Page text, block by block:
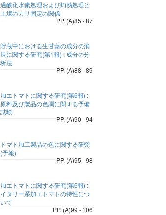
過酸化水素処理および灼熱処理と
土壌のカリ固定の関係
PP. (A)85 - 87
貯蔵中における生甘藷の成分の消
長に関する研究(第1報) : 成分の分
析法
PP. (A)88 - 89
加エトマトに関する研究(第6報) :
原料及び製品の色調に関する予備
試験
PP. (A)90 - 94
トマト加工製品の色に関する研究
(予報)
PP. (A)95 - 98
加エトマトに関する研究(第6報) :
イタリー系加エトマトの特性につ
いて
PP. (A)99 - 106